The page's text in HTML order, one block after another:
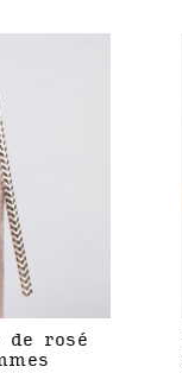
rosé